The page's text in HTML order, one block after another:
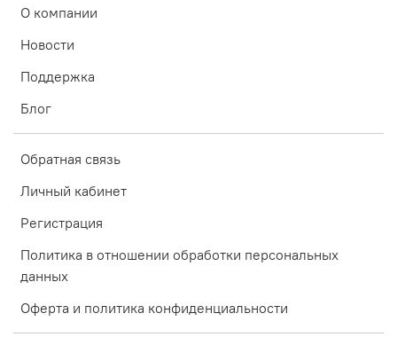
О компании
Новости
Поддержка
Блог
Обратная связь
Личный кабинет
Регистрация
Политика в отношении обработки персональных
данных
Оферта и политика конфиденциальности